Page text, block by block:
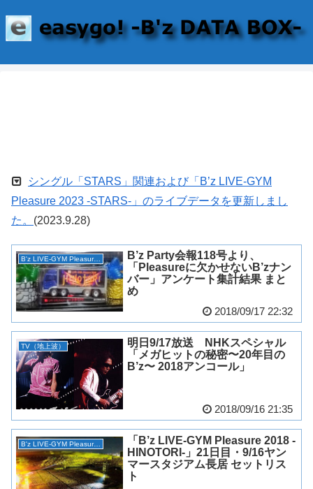
シングル「STARS」関連および「B’z LIVE-GYM
Pleasure 2023 -STARS-」のライブデータを更新しまし
た。 (2023.9.28)
B'z LIVE-GYM Pleasure 2018 -HINOTORI-
B’z Party会報118号より、
「Pleasureに欠かせないB’zナン
バー」アンケート集計結果 まと
め
2018/09/17 22:32
TV（地上波）
明日9/17放送 NHKスペシャル
「メガヒットの秘密〜20年目の
B’z〜 2018アンコール」
2018/09/16 21:35
B'z LIVE-GYM Pleasure 2018 -HINOTORI-
「B’z LIVE-GYM Pleasure 2018 -
HINOTORI-」21日目・9/16ヤン
マースタジアム長居 セットリス
ト